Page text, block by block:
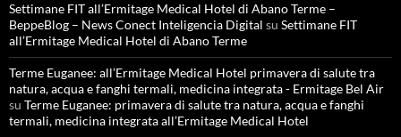
Settimane FIT all’Ermitage Medical Hotel di Abano Terme –
BeppeBlog – News Conect Inteligencia Digital su Settimane FIT
all’Ermitage Medical Hotel di Abano Terme
Terme Euganee: all’Ermitage Medical Hotel primavera di salute tra
natura, acqua e fanghi termali, medicina integrata - Ermitage Bel Air
su Terme Euganee: primavera di salute tra natura, acqua e fanghi
termali, medicina integrata all’Ermitage Medical Hotel